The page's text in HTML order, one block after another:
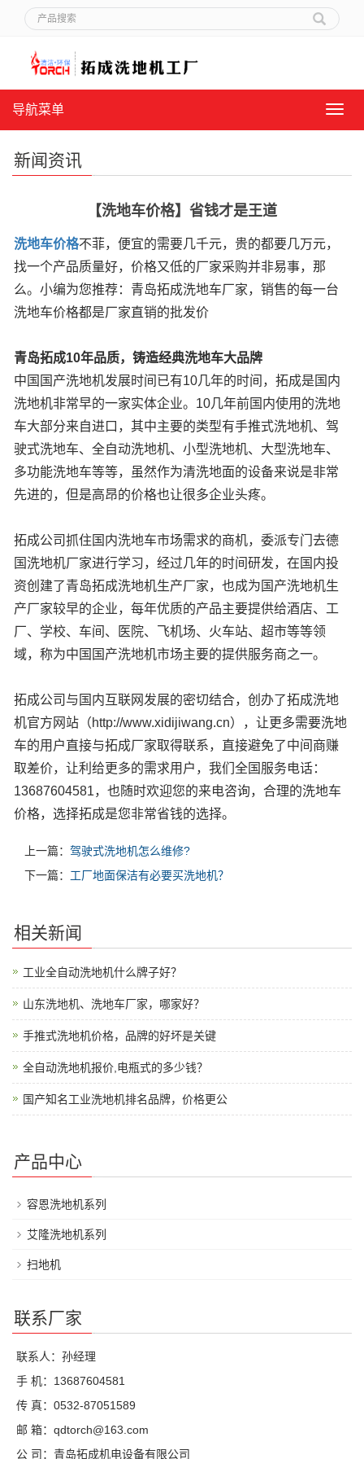
导
导航菜单
新闻资讯
【洗地车价格】省钱才是王道
洗地车价格不菲，便宜的需要几千元，贵的都要几万元，
找一个产品质量好，价格又低的厂家采购并非易事，那
么。小编为您推荐：青岛拓成洗地车厂家，销售的每一台
洗地车价格都是厂家直销的批发价
青岛拓成10年品质，铸造经典洗地车大品牌
中国国产洗地机发展时间已有10几年的时间，拓成是国内
洗地机非常早的一家实体企业。10几年前国内使用的洗地
车大部分来自进口，其中主要的类型有手推式洗地机、驾
驶式洗地车、全自动洗地机、小型洗地机、大型洗地车、
多功能洗地车等等，虽然作为清洗地面的设备来说是非常
先进的，但是高昂的价格也让很多企业头疼。
拓成公司抓住国内洗地车市场需求的商机，委派专门去德
国洗地机厂家进行学习，经过几年的时间研发，在国内投
资创建了青岛拓成洗地机生产厂家，也成为国产洗地机生
产厂家较早的企业，每年优质的产品主要提供给酒店、工
厂、学校、车间、医院、飞机场、火车站、超市等等领
域，称为中国国产洗地机市场主要的提供服务商之一。
拓成公司与国内互联网发展的密切结合，创办了拓成洗地
机官方网站（http://www.xidijiwang.cn），让更多需要洗地
车的用户直接与拓成厂家取得联系，直接避免了中间商赚
取差价，让利给更多的需求用户，我们全国服务电话：
13687604581，也随时欢迎您的来电咨询，合理的洗地车
价格，选择拓成是您非常省钱的选择。
上一篇： 驾驶式洗地机怎么维修?
下一篇： 工厂地面保洁有必要买洗地机？
相关新闻
工业全自动洗地机什么牌子好？
山东洗地机、洗地车厂家，哪家好？
手推式洗地机价格，品牌的好坏是关键
全自动洗地机报价,电瓶式的多少钱？
国产知名工业洗地机排名品牌，价格更公
产品中心
容恩洗地机系列
艾隆洗地机系列
扫地机
联系厂家
联系人：孙经理
手 机：13687604581
传 真：0532-87051589
邮 箱：qdtorch@163.com
公 司：青岛拓成机电设备有限公司